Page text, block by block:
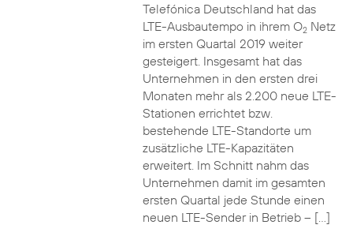
Telefónica Deutschland hat das
LTE-Ausbautempo in ihrem O2Netz
im ersten Quartal 2019 weiter
gesteigert. Insgesamt hat das
Unternehmen in den ersten drei
Monaten mehr als 2.200 neue LTE-
Stationen errichtet bzw.
bestehende LTE-Standorte um
zusätzliche LTE-Kapazitäten
erweitert. Im Schnitt nahm das
Unternehmen damit im gesamten
ersten Quartal jede Stunde einen
neuen LTE-Sender in Betrieb – […]